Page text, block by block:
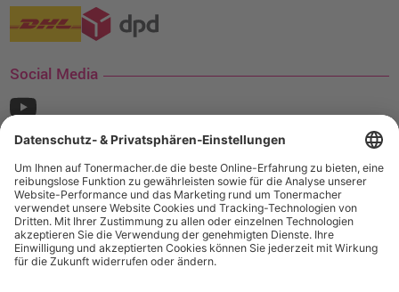
Social Media
¹ Nur gültig für den Versand innerhalb Deutschlands. Befindet sich ein Warenwert
von mindestens 35€ (inkl. Mwst.) an Ampertec Artikeln in Ihrem Warenkorb, ist der
Versand für Sie kostenfrei.